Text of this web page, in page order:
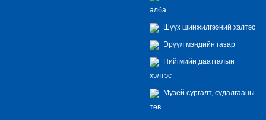
алба
Шүүх шинжилгээний хэлтэс
Эрүүл мэндийн газар
Нийгмийн даатгалын
хэлтэс
Музей сургалт, судалгааны
төв